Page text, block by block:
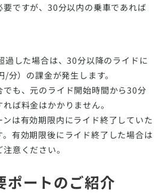
要ですが、30分以内の乗車であれば
過した場合は、30分以降のライドに
分）の課金が発生します。
でも、元のライド開始時間から30分
ば料金はかかりません。
ンは有効期限内にライド終了していた
有効期限後にライド終了した場合は
意ください。
ポートのご紹介